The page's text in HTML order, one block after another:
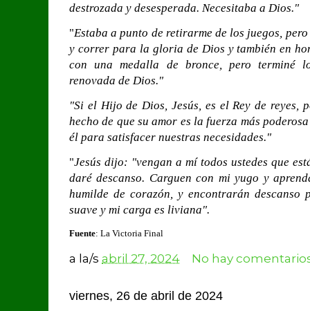
destrozada y desesperada. Necesitaba a Dios."
"Estaba a punto de retirarme de los juegos,
y correr para la gloria de Dios y también en
con una medalla de bronce, pero terminé
renovada de Dios."
"Si el Hijo de Dios, Jesús, es el Rey de reyes,
hecho de que su amor es la fuerza más
él para satisfacer nuestras necesidades."
"Jesús dijo: "vengan a mí todos ustedes que
daré descanso. Carguen con mi yugo y
humilde de corazón, y encontrarán descanso
suave y mi carga es liviana".
Fuente: La Victoria Final
a la/s abril 27, 2024 No hay
viernes, 26 de abril de 2024